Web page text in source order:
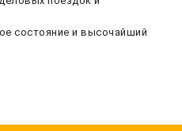
состояние и высочайший